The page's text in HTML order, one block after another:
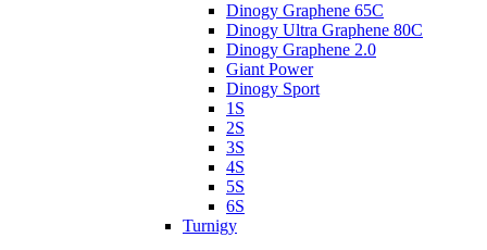
Dinogy Graphene 65C
Dinogy Ultra Graphene 80C
Dinogy Graphene 2.0
Giant Power
Dinogy Sport
1S
2S
3S
4S
5S
6S
Turnigy